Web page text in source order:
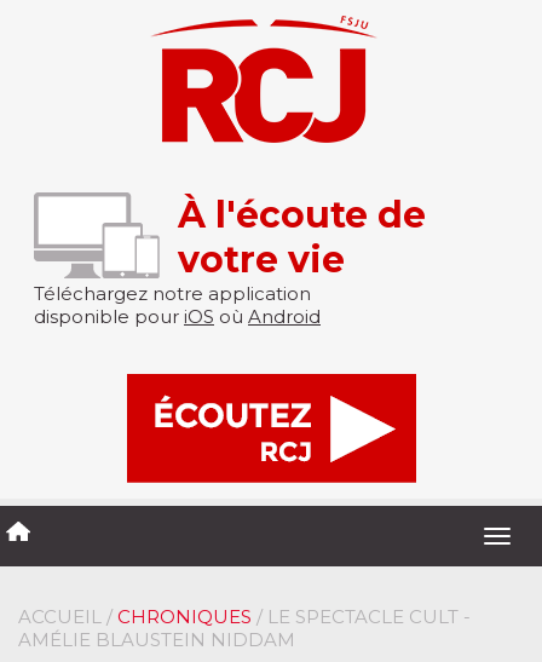
À l'écoute de
votre vie
Téléchargez notre application
disponible pour iOS où Android
ACCUEIL / CHRONIQUES / LE SPECTACLE CULT -
AMÉLIE BLAUSTEIN NIDDAM